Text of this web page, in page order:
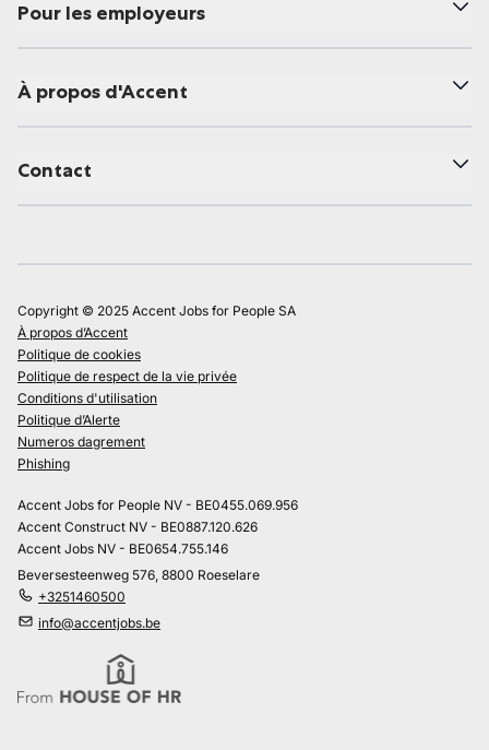
Pour les employeurs
À propos d'Accent
Contact
Copyright © 2025 Accent Jobs for People SA
À propos d’Accent
Politique de cookies
Politique de respect de la vie privée
Conditions d'utilisation
Politique d’Alerte
Numeros dagrement
Phishing
Accent Jobs for People NV - BE0455.069.956
Accent Construct NV - BE0887.120.626
Accent Jobs NV - BE0654.755.146
Beversesteenweg 576, 8800 Roeselare
+3251460500
info@accentjobs.be